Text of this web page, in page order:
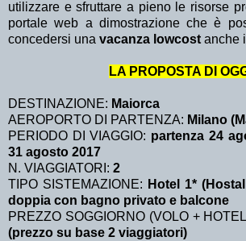
utilizzare e sfruttare a pieno le risorse
portale web a dimostrazione che è
concedersi una vacanza lowcost anche
LA PROPOSTA DI
DESTINAZIONE: Maiorca
AEROPORTO DI PARTENZA: Milano
PERIODO DI VIAGGIO: partenza 24
31 agosto 2017
N. VIAGGIATORI: 2
TIPO SISTEMAZIONE: Hotel 1*
doppia con bagno privato e balcone
PREZZO SOGGIORNO (VOLO +
(prezzo su base 2 viaggiatori)